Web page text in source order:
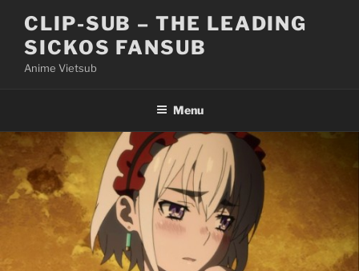
content
CLIP-SUB – THE LEADING
SICKOS FANSUB
Anime Vietsub
Menu